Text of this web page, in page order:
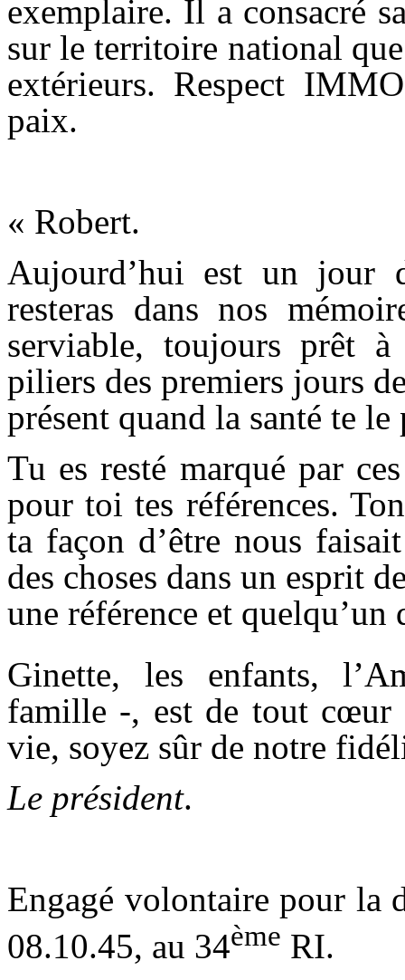
exemplaire. Il a consacré
sur le territoire national
extérieurs. Respect
paix.
« Robert.
Aujourd’hui est un jour
resteras dans nos
serviable, toujours prêt
piliers des premiers jours
présent quand la santé te
Tu es resté marqué par
pour toi tes références.
ta façon d’être nous
des choses dans un esprit
une référence et quelqu’un
Ginette, les enfants,
famille -, est de tout cœur
vie, soyez sûr de notre
Le président.
Engagé volontaire pour la
08.10.45, au 34ème RI.